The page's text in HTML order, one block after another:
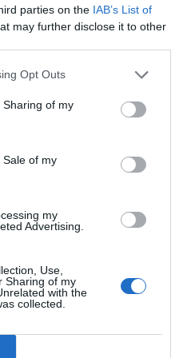
parties on the IAB’s List of
may further disclose it to other
Opt Outs
of my
of my
my
Advertising.
Use,
Sharing of my
with the
collected.
Classic
κόβεται! ..
Giant
Uphaul μαύρο
Cord Μαύρο είναι ένα